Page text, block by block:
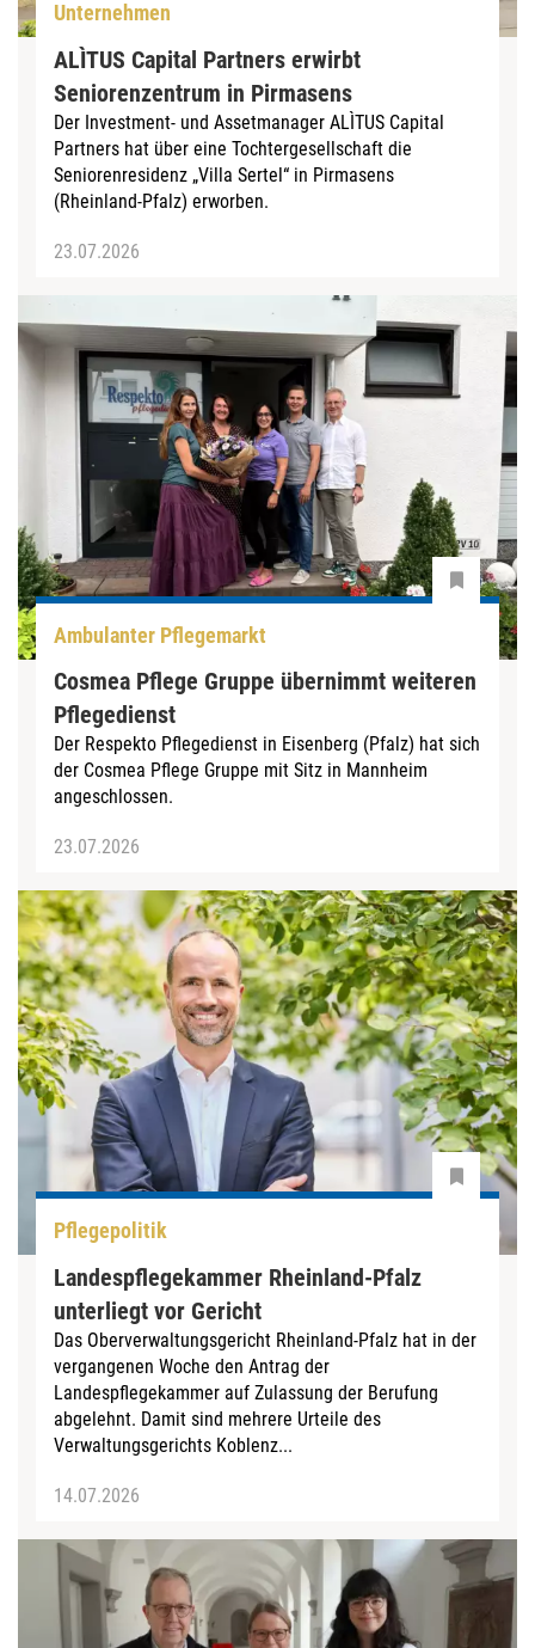
Unternehmen
ALÌTUS Capital Partners erwirbt
Seniorenzentrum in Pirmasens
Der Investment- und Assetmanager ALÌTUS Capital
Partners hat über eine Tochtergesellschaft die
Seniorenresidenz „Villa Sertel“ in Pirmasens
(Rheinland-Pfalz) erworben.
23.07.2026
Ambulanter Pflegemarkt
Cosmea Pflege Gruppe übernimmt weiteren
Pflegedienst
Der Respekto Pflegedienst in Eisenberg (Pfalz) hat sich
der Cosmea Pflege Gruppe mit Sitz in Mannheim
angeschlossen.
23.07.2026
Pflegepolitik
Landespflegekammer Rheinland-Pfalz
unterliegt vor Gericht
Das Oberverwaltungsgericht Rheinland-Pfalz hat in der
vergangenen Woche den Antrag der
Landespflegekammer auf Zulassung der Berufung
abgelehnt. Damit sind mehrere Urteile des
Verwaltungsgerichts Koblenz...
14.07.2026